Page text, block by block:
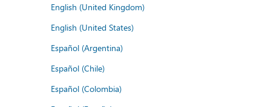
English (United Kingdom)
English (United States)
Español (Argentina)
Español (Chile)
Español (Colombia)